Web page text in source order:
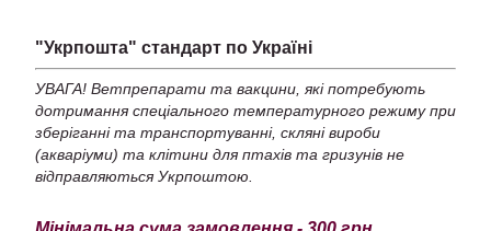
"Укрпошта" стандарт по Україні
УВАГА! Ветпрепарати та вакцини, які потребують
дотримання спеціального температурного режиму при
зберіганні та транспортуванні, скляні вироби
(акваріуми) та клітини для птахів та гризунів не
відправляються Укрпоштою.